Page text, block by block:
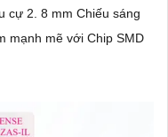
cự 2. 8 mm Chiếu sáng